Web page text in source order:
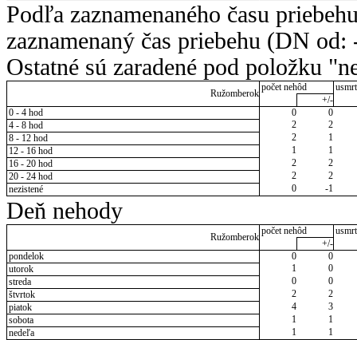
Podľa zaznamenaného času
zaznamenaný čas priebehu (DN
Ostatné sú zaradené pod položku
Ružomberok
počet nehôd
+/-
0 - 4 hod
0
0
4 - 8 hod
2
2
8 - 12 hod
2
1
12 - 16 hod
1
1
16 - 20 hod
2
2
20 - 24 hod
2
2
nezistené
0 -1
Deň nehody
Ružomberok
počet nehôd
+/-
pondelok
0
0
utorok
1
0
streda
0
0
štvrtok
2
2
piatok
4
3
sobota
1
1
nedeľa
1 1